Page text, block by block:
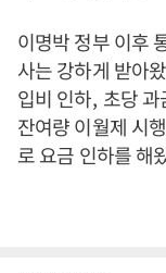
이명박 정부 이후
사는 강하게 받아
입비 인하, 초당 과
잔여량 이월제 시행
로 요금 인하를 해